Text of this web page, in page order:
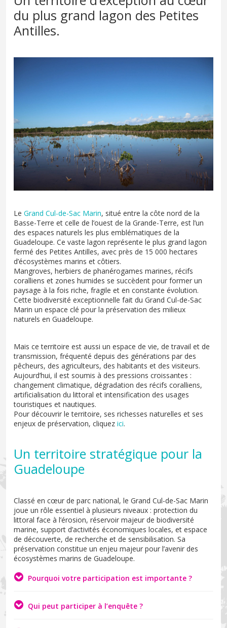
du plus grand lagon des Petites
Antilles.
Le Grand Cul-de-Sac Marin, situé entre la côte nord de la
Basse-Terre et celle de l’ouest de la Grande-Terre, est l’un
des espaces naturels les plus emblématiques de la
Guadeloupe. Ce vaste lagon représente le plus grand lagon
fermé des Petites Antilles, avec près de 15 000 hectares
d’écosystèmes marins et côtiers.
Mangroves, herbiers de phanérogames marines, récifs
coralliens et zones humides se succèdent pour former un
paysage à la fois riche, fragile et en constante évolution.
Cette biodiversité exceptionnelle fait du Grand Cul-de-Sac
Marin un espace clé pour la préservation des milieux
naturels en Guadeloupe.
Mais ce territoire est aussi un espace de vie, de travail et de
transmission, fréquenté depuis des générations par des
pêcheurs, des agriculteurs, des habitants et des visiteurs.
Aujourd’hui, il est soumis à des pressions croissantes :
changement climatique, dégradation des récifs coralliens,
artificialisation du littoral et intensification des usages
touristiques et nautiques.
Pour découvrir le territoire, ses richesses naturelles et ses
enjeux de préservation, cliquez ici.
Un territoire stratégique pour la
Guadeloupe
Classé en cœur de parc national, le Grand Cul-de-Sac Marin
joue un rôle essentiel à plusieurs niveaux : protection du
littoral face à l’érosion, réservoir majeur de biodiversité
marine, support d’activités économiques locales, et espace
de découverte, de recherche et de sensibilisation. Sa
préservation constitue un enjeu majeur pour l’avenir des
écosystèmes marins de Guadeloupe.
Pourquoi votre participation est importante ?
Qui peut participer à l’enquête ?